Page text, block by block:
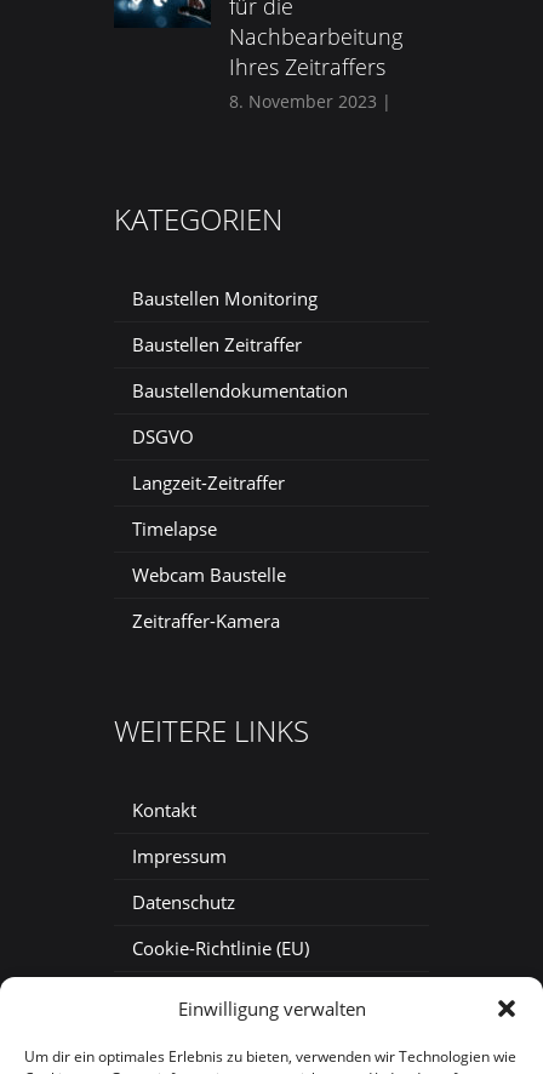
Einwilligung verwalten
Um dir ein optimales Erlebnis zu bieten, verwenden wir Technologien wie
für die
Nachbearbeitung
Ihres Zeitraffers
8. November 2023 |
KATEGORIEN
Baustellen Monitoring
Baustellen Zeitraffer
Baustellendokumentation
DSGVO
Langzeit-Zeitraffer
Timelapse
Webcam Baustelle
Zeitraffer-Kamera
WEITERE LINKS
Kontakt
Impressum
Datenschutz
Cookie-Richtlinie (EU)